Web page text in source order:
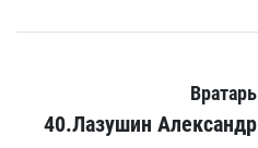
Вратарь
40.Лазушин Александр